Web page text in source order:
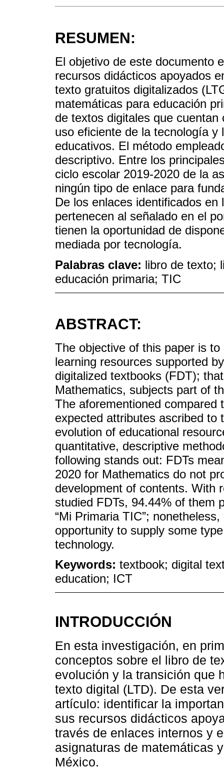
RESUMEN:
El objetivo de este documento
recursos didácticos apoyados
texto gratuitos digitalizados
matemáticas para educación
de textos digitales que
uso eficiente de la tecnología y
educativos. El método
descriptivo. Entre los
ciclo escolar 2019-2020 de la
ningún tipo de enlace para
De los enlaces identificados
pertenecen al señalado en el
tienen la oportunidad de
mediada por tecnología.
Palabras clave: libro de texto;
educación primaria; TIC
ABSTRACT:
The objective of this paper is
learning resources supported
digitalized textbooks (FDT);
Mathematics, subjects part of
The aforementioned compared
expected attributes ascribed to
evolution of educational
quantitative, descriptive
following stands out: FDTs
2020 for Mathematics do not
development of contents. With
studied FDTs, 94.44% of them
“Mi Primaria TIC”;
opportunity to supply some
technology.
Keywords: textbook; digital
education; ICT
INTRODUCCIÓN
En esta investigación, en
conceptos sobre el libro de
evolución y la transición que
texto digital (LTD). De esta
artículo: identificar la
sus recursos didácticos
través de enlaces internos y
asignaturas de matemáticas
México.